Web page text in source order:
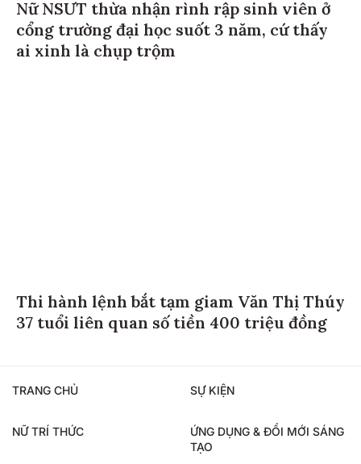
Nữ NSƯT thừa nhận rình rập sinh viên ở
cổng trường đại học suốt 3 năm, cứ thấy
ai xinh là chụp trộm
Thi hành lệnh bắt tạm giam Văn Thị Thúy
37 tuổi liên quan số tiền 400 triệu đồng
TRANG CHỦ SỰ KIỆN
NỮ TRÍ THỨC
ỨNG DỤNG & ĐỔI MỚI SÁNG
TẠO